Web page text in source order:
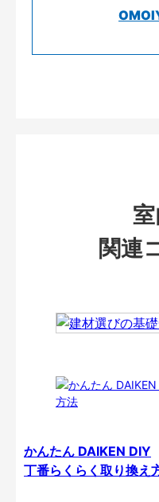
関連
かんたん DAIKEN DIY
丁番らくらく取り換え